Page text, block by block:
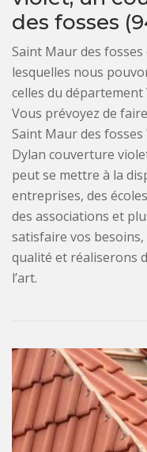
des fosses
Saint Maur des
lesquelles nous
celles du
Vous prévoyez de
Saint Maur des fosses
Dylan couverture
peut se mettre à la
entreprises, des
des associations et
satisfaire vos
qualité et réaliserons
l’art.